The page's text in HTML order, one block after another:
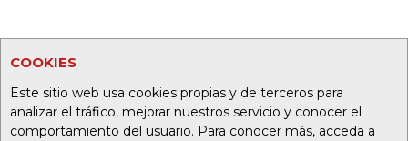
COOKIES
Este sitio web usa cookies propias y de terceros para
analizar el tráfico, mejorar nuestros servicio y conocer el
comportamiento del usuario. Para conocer más, acceda a